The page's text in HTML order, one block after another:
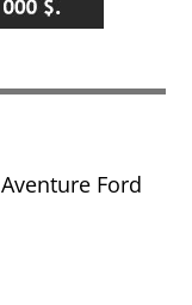
Ford